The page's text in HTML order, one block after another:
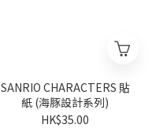
SANRIO CHARACTERS 貼
紙 (海豚設計系列)
HK$35.00